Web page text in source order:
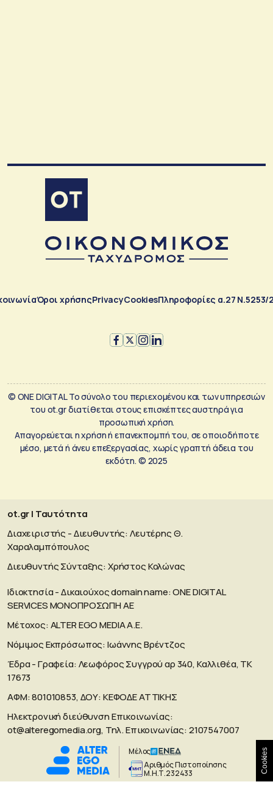
Όροι χρήσηςPrivacyCookiesΠληροφορίες α.27 Ν.5253/
© ONE DIGITAL Το σύνολο του περιεχομένου και των υπηρεσιών
του ot.gr διατίθεται στους επισκέπτες αυστηρά για
προσωπική χρήση.
Απαγορεύεται η χρήση ή επανεκπομπή του, σε οποιοδήποτε
μέσο, μετά ή άνευ επεξεργασίας, χωρίς γραπτή άδεια του
εκδότη. © 2025
ot.gr | Ταυτότητα
Διαχειριστής - Διευθυντής: Λευτέρης Θ.
Χαραλαμπόπουλος
Διευθυντής Σύνταξης: Χρήστος Κολώνας
Ιδιοκτησία - Δικαιούχος domain name: ΟΝΕ DIGITAL
SERVICES MONOΠΡΟΣΩΠΗ ΑΕ
Μέτοχος: ALTER EGO MEDIA A.E.
Νόμιμος Εκπρόσωπος: Ιωάννης Βρέντζος
Έδρα - Γραφεία: Λεωφόρος Συγγρού αρ 340, Καλλιθέα, ΤΚ
17673
ΑΦΜ: 801010853, ΔΟΥ: ΚΕΦΟΔΕ ΑΤΤΙΚΗΣ
Ηλεκτρονική διεύθυνση Επικοινωνίας:
ot@alteregomedia.org, Τηλ. Επικοινωνίας: 2107547007
Μέλος
Aριθμός Πιστοποίησης
Μ.Η.Τ.232433
Cookies